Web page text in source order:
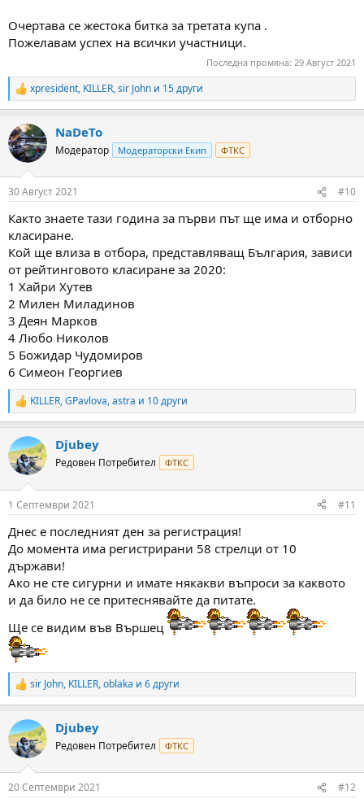
Очертава се жестока битка за третата купа .
Пожелавам успех на всички участници.
Последна промяна: 29 Август 2021
R
e
c
t
i
s
xpresident, KILLER,sir John и 15 други
NaDeTo
Модератор Модераторски Екип ФТКС
30 Август 2021 #10
Както знаете тази година за първи път ще има и отборно
класиране.
Кой ще влиза в отбора, представляващ България, зависи
от рейтинговотo класиране за 2020:
1 Хайри Хутев
2 Милен Миладинов
3 Деян Марков
4 Любо Николов
5 Божидар Чудомиров
6 Симеон Георгиев
R
e
c
t
i
s
KILLER,GPavlova,astra и 10 други
Djubey
Редовен Потребител ФТКС
1 Септември 2021 #11
Днес е последният ден за регистрация!
До момента има регистрирани 58 стрелци от 10
държави!
Ако не сте сигурни и имате някакви въпроси за каквото
и да било не се притеснявайте да питате.
Ще се видим във Вършец
R
e
c
t
i
s
sir John, KILLER,oblaka и 6 други
Djubey
Редовен Потребител ФТКС
20 Септември 2021 #12